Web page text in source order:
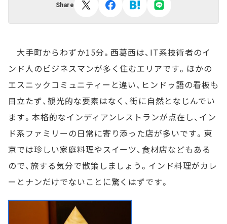
Share
大手町からわずか15分。西葛西は、IT系技術者のイ
ンド人のビジネスマンが多く住むエリアです。ほかの
エスニックコミュニティーと違い、ヒンドゥ語の看板も
目立たず、観光的な要素はなく、街に自然となじんでい
ます。本格的なインディアンレストランが点在し、イン
ド系ファミリーの日常に寄り添った店が多いです。東
京では珍しい家庭料理やスイーツ、食材店などもある
ので、旅する気分で散策しましょう。インド料理がカレ
ーとナンだけでないことに驚くはずです。